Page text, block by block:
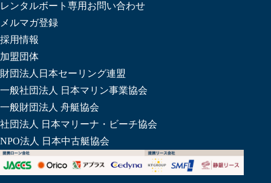
レンタルボート専用お問い合わせ
メルマガ登録
採用情報
加盟団体
財団法人日本セーリング連盟
一般社団法人 日本マリン事業協会
一般財団法人 舟艇協会
社団法人 日本マリーナ・ビーチ協会
NPO法人 日本中古艇協会